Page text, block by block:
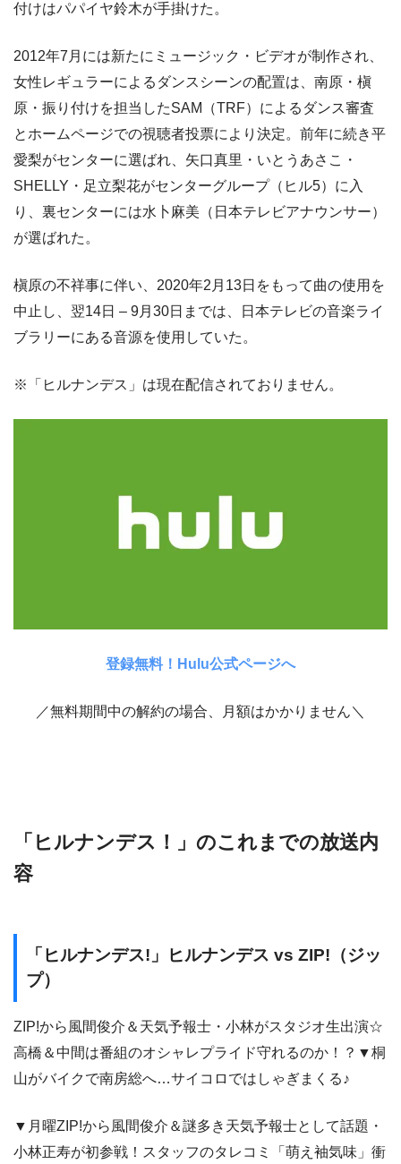
付けはパパイヤ鈴木が手掛けた。
2012年7月には新たにミュージック・ビデオが制作され、
女性レギュラーによるダンスシーンの配置は、南原・槇
原・振り付けを担当したSAM（TRF）によるダンス審査
とホームページでの視聴者投票により決定。前年に続き平
愛梨がセンターに選ばれ、矢口真里・いとうあさこ・
SHELLY・足立梨花がセンターグループ（ヒル5）に入
り、裏センターには水卜麻美（日本テレビアナウンサー）
が選ばれた。
槇原の不祥事に伴い、2020年2月13日をもって曲の使用を
中止し、翌14日 – 9月30日までは、日本テレビの音楽ライ
ブラリーにある音源を使用していた。
※「ヒルナンデス」は現在配信されておりません。
登録無料！Hulu公式ページへ
／無料期間中の解約の場合、月額はかかりません＼
「ヒルナンデス！」のこれまでの放送内
容
「ヒルナンデス!」ヒルナンデス vs ZIP!（ジッ
プ）
ZIP!から風間俊介＆天気予報士・小林がスタジオ生出演☆
高橋＆中間は番組のオシャレプライド守れるのか！？▼桐
山がバイクで南房総へ…サイコロではしゃぎまくる♪
▼月曜ZIP!から風間俊介＆謎多き天気予報士として話題・
小林正寿が初参戦！スタッフのタレコミ「萌え袖気味」衝